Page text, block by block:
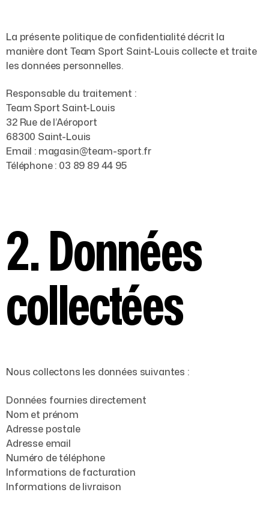
La présente politique de confidentialité décrit la
manière dont Team Sport Saint-Louis collecte et traite
les données personnelles.
Responsable du traitement :
Team Sport Saint-Louis
32 Rue de l’Aéroport
68300 Saint-Louis
Email : magasin@team-sport.fr
Téléphone : 03 89 89 44 95
2. Données
collectées
Nous collectons les données suivantes :
Données fournies directement
Nom et prénom
Adresse postale
Adresse email
Numéro de téléphone
Informations de facturation
Informations de livraison